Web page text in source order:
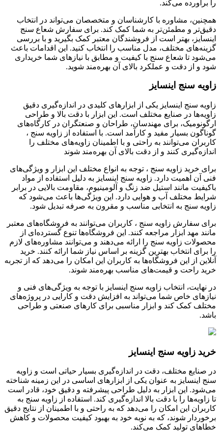
را برآورده می‌کند.
همچنین، مشاوره با کارشناسان و متخصصان می‌تواند در انتخاب
دقیق‌تر و مطمئن‌تر به شما کمک کند. برای سفارش شعاع سنج
اینسایز، بهتر است از فروشندگان معتبر کمک بگیرید و با بررسی
گزینه‌های مختلف، مدل مناسب را انتخاب کنید. این اقدامات باعث
می‌شود تا شعاع سنج با کیفیت و مطابق با نیازهای شما خریداری
شود و از دقت و عملکرد بالای آن بهره‌مند شوید.
زاویه سنج اینسایز
زاویه سنج اینسایز یکی از ابزارهای کلیدی در اندازه‌گیری دقیق
زاویه‌ها در صنایع مختلف است. این ابزار با دقت بالا و طراحی
ارگونومیک، برای مهندسان، طراحان و صنعتگران در کارگاه‌های
گوناگون بسیار مفید و کارآمد است. با استفاده از زاویه سنج ،
کاربران می‌توانند به راحتی و با اطمینان زاویه‌های مختلف را
اندازه‌گیری کنند و از دقت بالای آن بهره‌مند شوند
برای خرید زاویه سنج ، توجه به انواع مختلف این ابزار و ویژگی‌های
فنی آن اهمیت دارد. زاویه سنج اینسایز به دلیل استفاده از مواد
باکیفیت مانند استیل ضد زنگ و آلومینیوم، مقاومت بالایی در برابر
شرایط مختلف آب و هوایی دارد. این ویژگی‌ها باعث می‌شود که
زاویه سنج به انتخابی مناسب و مقرون به صرفه تبدیل شود.
برای سفارش زاویه سنج ، کاربران می‌توانند به فروشگاه‌های معتبر
مانند مهد ابزار مراجعه کنند. این فروشگاه‌ها تنوع گسترده‌ای از
محصولات زاویه سنج را ارائه می‌دهند و می‌توانند مشاوره‌های لازم
را برای انتخاب بهترین گزینه بر اساس نیاز شما ارائه کنند. خرید
آنلاین از این فروشگاه‌ها به کاربران این امکان را می‌دهد که از تجربه
خرید راحت و قیمت‌های مناسب بهره‌مند شوند.
در نهایت، انتخاب زاویه سنج اینسایز با توجه به ویژگی‌های فنی و
نیازهای خاص شما می‌تواند به افزایش دقت و کارایی در پروژه‌های
مختلف کمک کند و ابزار مناسبی برای کارهای صنعتی و طراحی
باشد.
خرید زاویه سنج اینسایز
در صنایع مختلف، دقت در اندازه‌گیری بسیار حیاتی است و زاویه
سنج اینسایز به عنوان یکی از ابزارهای اساسی در این زمینه شناخته
می‌شود. این ابزار به دلیل طراحی پیشرفته و دقیق خود، قادر است
تا زاویه‌ها را با دقت بالا اندازه‌گیری کند. استفاده از زاویه سنج به
کاربران این امکان را می‌دهد که به راحتی و با اطمینان از نتایج دقیق
برخوردار شوند، که به نوبه خود به بهبود کیفیت محصولات و کاهش
خطاهای تولید کمک می‌کند.